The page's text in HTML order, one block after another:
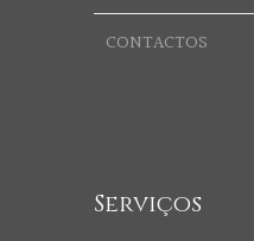
CONTACTOS
Serviços